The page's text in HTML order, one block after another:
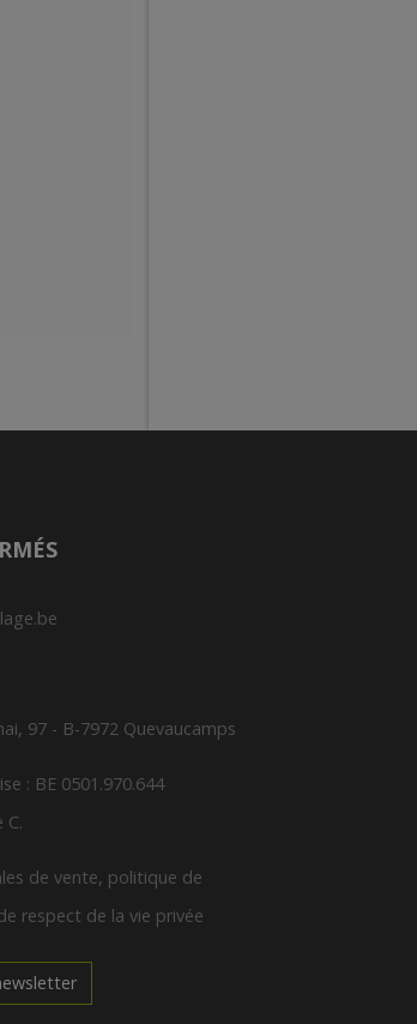
97 - B-7972 Quevaucamps
: BE 0501.970.644
C.
de vente, politique de
respect de la vie privée